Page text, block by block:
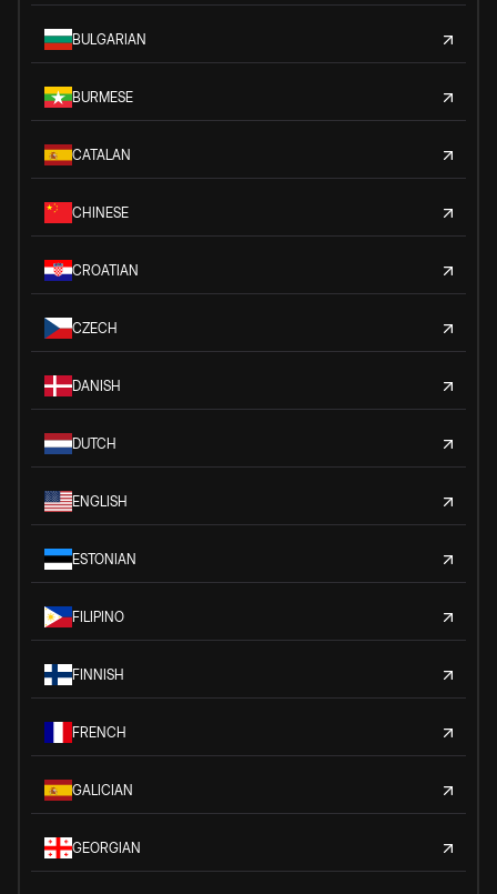
BULGARIAN
BURMESE
CATALAN
CHINESE
CROATIAN
CZECH
DANISH
DUTCH
ENGLISH
ESTONIAN
FILIPINO
FINNISH
FRENCH
GALICIAN
GEORGIAN